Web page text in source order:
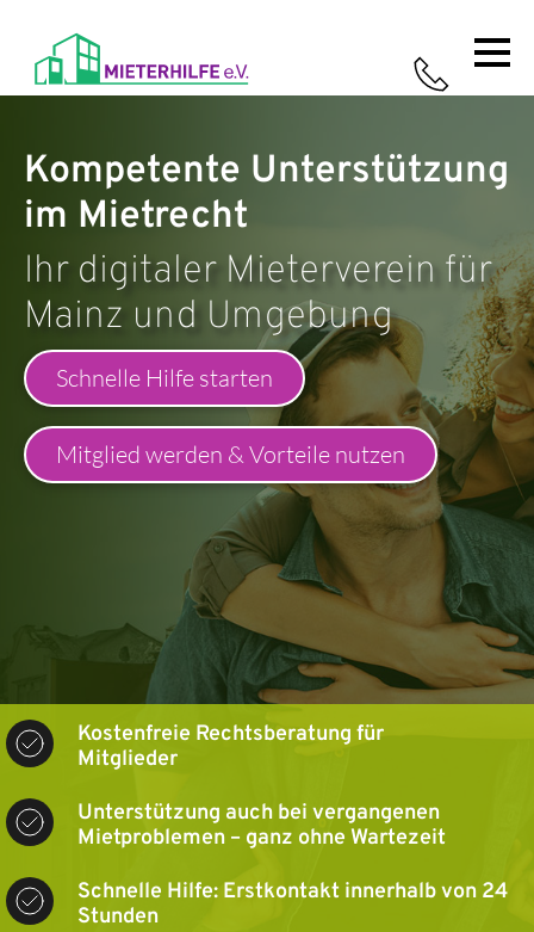
Home
Leistungen
Ratgeber
So
funktioniert's
Kompetente Unterstützung
im Mietrecht
Ihr digitaler Mieterverein für
Mainz und Umgebung
Schnelle Hilfe starten
Mitglied werden & Vorteile nutzen
Kostenfreie Rechtsberatung für
Mitglieder
Unterstützung auch bei vergangenen
Mietproblemen – ganz ohne Wartezeit
Schnelle Hilfe: Erstkontakt innerhalb von 24
Stunden